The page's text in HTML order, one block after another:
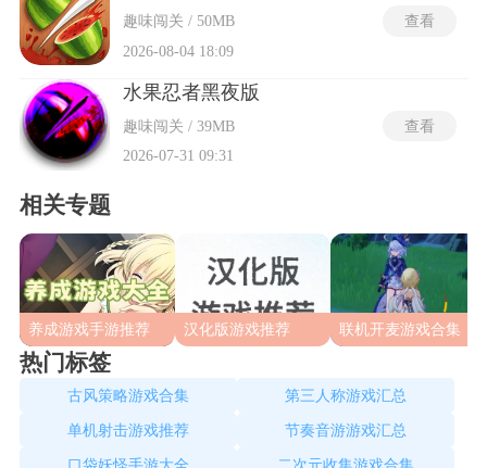
趣味闯关 / 50MB
2026-08-04 18:09
查看
水果忍者黑夜版
趣味闯关 / 39MB
2026-07-31 09:31
查看
相关专题
养成游戏手游推荐 汉化版游戏推荐 联机开麦游戏合集
热门标签
古风策略游戏合集
第三人称游戏汇总
单机射击游戏推荐
节奏音游游戏汇总
口袋妖怪手游大全
二次元收集游戏合集